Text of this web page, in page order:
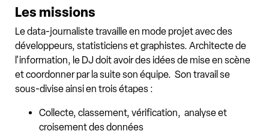
Les missions
Le data-journaliste travaille en mode projet avec des
développeurs, statisticiens et graphistes. Architecte de
l'information, le DJ doit avoir des idées de mise en scène
et coordonner par la suite son équipe. Son travail se
sous-divise ainsi en trois étapes :
Collecte, classement, vérification, analyse et
croisement des données